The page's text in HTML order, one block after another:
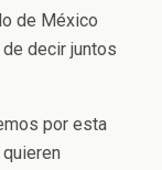
de México
decir juntos
por esta